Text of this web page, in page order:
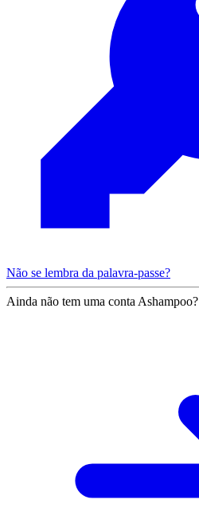
Não se lembra da palavra-passe?
Ainda não tem uma conta Ashampoo?